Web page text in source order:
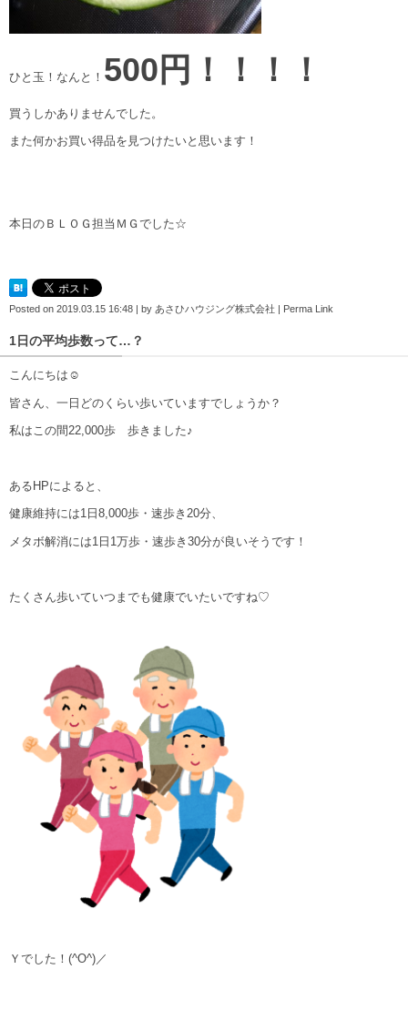
ひと玉！なんと！ 500円！！！！
買うしかありませんでした。
また何かお買い得品を見つけたいと思います！
本日のＢＬＯＧ担当ＭＧでした☆
Posted on 2019.03.15 16:48 by あさひハウジング株式会社 Perma Link
1日の平均歩数って…？
こんにちは☺
皆さん、一日どのくらい歩いていますでしょうか？
私はこの間22,000歩 歩きました♪
あるHPによると、
健康維持には1日8,000歩・速歩き20分、
メタボ解消には1日1万歩・速歩き30分が良いそうです！
たくさん歩いていつまでも健康でいたいですね♡
Ｙでした！(^O^)／